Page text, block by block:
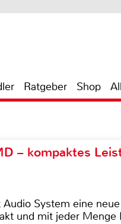
Ratgeber Shop
– kompaktes
System eine
und mit jeder